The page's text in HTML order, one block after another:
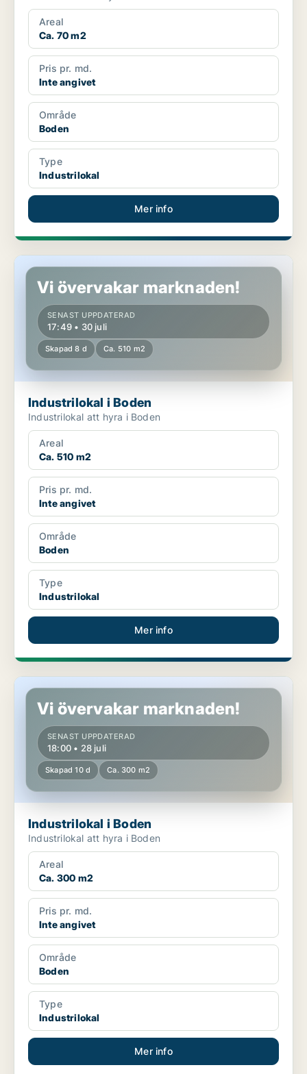
Areal
Ca. 70 m2
Pris pr. md.
Inte angivet
Område
Boden
Type
Industrilokal
Mer info
Industrilokal i Boden
Vi övervakar marknaden!
SENAST UPPDATERAD
17:49 • 30 juli
Skapad 8 d Ca. 510 m2
Industrilokal i Boden
Industrilokal att hyra i Boden
Areal
Ca. 510 m2
Pris pr. md.
Inte angivet
Område
Boden
Type
Industrilokal
Mer info
Industrilokal i Boden
Vi övervakar marknaden!
SENAST UPPDATERAD
18:00 • 28 juli
Skapad 10 d Ca. 300 m2
Industrilokal i Boden
Industrilokal att hyra i Boden
Areal
Ca. 300 m2
Pris pr. md.
Inte angivet
Område
Boden
Type
Industrilokal
Mer info